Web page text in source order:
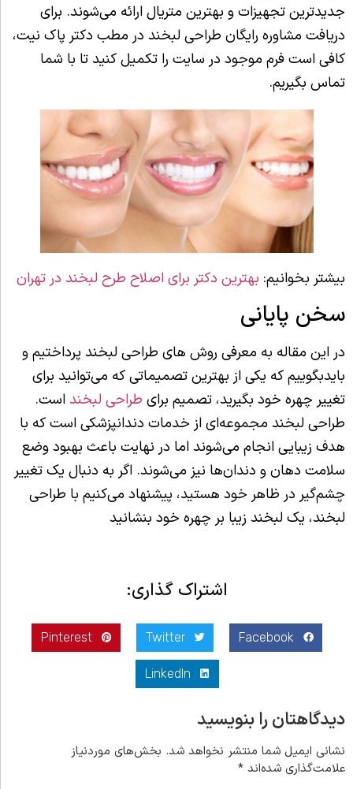
جدیدترین تجهیزات و بهترین متریال ارائه می‌شوند. برای
دریافت مشاوره رایگان طراحی لبخند در مطب دکتر پاک نیت،‌
کافی است فرم موجود در سایت را تکمیل کنید تا با شما
تماس بگیریم.
بیشتر بخوانیم: بهترین دکتر برای اصلاح طرح لبخند در تهران
سخن پایانی
در این مقاله به معرفی روش های طراحی لبخند پرداختیم و
بایدبگوییم که یکی از بهترین تصمیماتی که می‌توانید برای
تغییر چهره خود بگیرید، تصمیم برای طراحی لبخنداست.
طراحی لبخند مجموعه‌ای از خدمات دندانپزشکی است که با
هدف زیبایی انجام می‌شوند اما در نهایت باعث بهبود وضع
سلامت دهان و دندان‌ها نیز می‌شوند. اگر به دنبال یک تغییر
چشم‌گیر در ظاهر خود هستید، پیشنهاد می‌کنیم با طراحی
لبخند، یک لبخند زیبا بر چهره خود بنشانید
اشتراک گذاری:
Facebook
Twitter
Pinterest
LinkedIn
دیدگاهتان را بنویسید
نشانی ایمیل شما منتشر نخواهد شد. بخش‌های موردنیاز
علامت‌گذاری شده‌اند *